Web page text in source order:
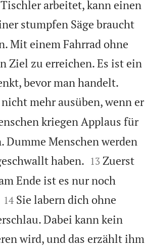
arbeitet, kann einen
stumpfen Säge braucht
Mit einem Fahrrad ohne
Ziel zu erreichen. Es ist ein
bevor man handelt.
mehr ausüben, wenn er
kriegen Applaus für
Dumme Menschen werden
haben.
13 Zuerst
Ende ist es nur noch

14 Sie labern dich ohne
Dabei kann kein
wird, und das erzählt ihm